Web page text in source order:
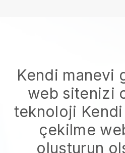
Kendi manevi
web sitenizi
teknoloji
çekilme
oluşturun